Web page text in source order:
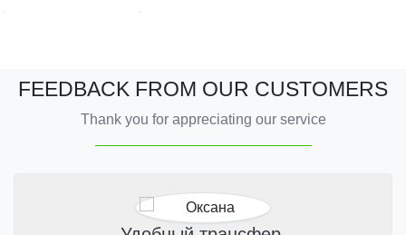
FEEDBACK FROM OUR CUSTOMERS
Thank you for appreciating our service